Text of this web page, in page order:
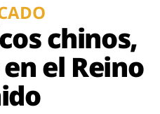
chinos,
el Reino